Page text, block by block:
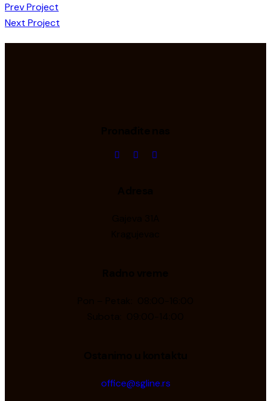
Prev Project
Next Project
office@sgline.rs